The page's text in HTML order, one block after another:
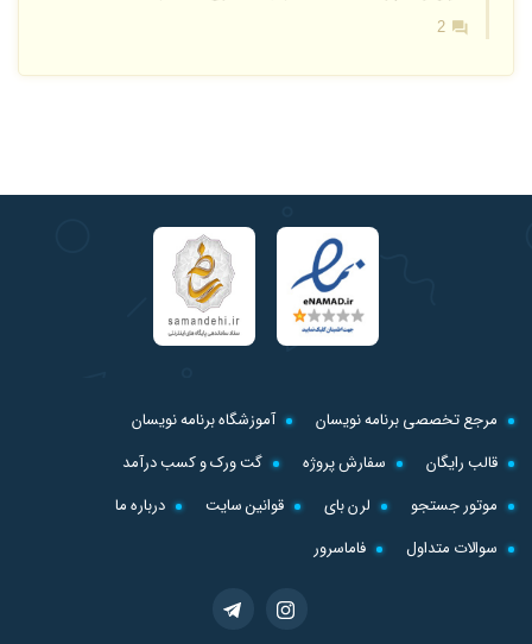
2
مرجع تخصصی برنامه نویسان
آموزشگاه برنامه نویسان
قالب رایگان
سفارش پروژه
گت ورک و کسب درآمد
موتور جستجو
لرن بای قوانین سایت
درباره ما
سوالات متداول
فاماسرور